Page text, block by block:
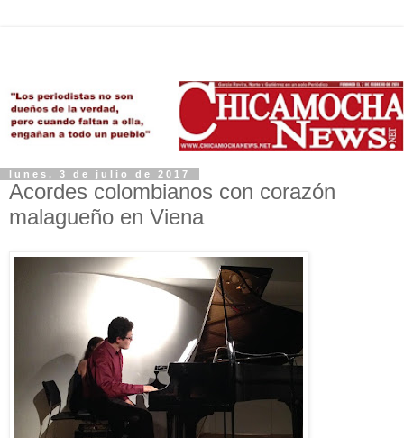
lunes, 3 de julio de 2017
Acordes colombianos con corazón
malagueño en Viena